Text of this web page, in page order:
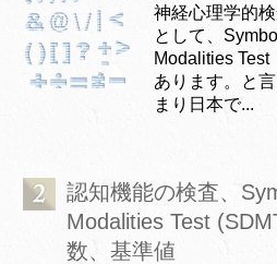
神経心理学的
として、
Modalities Test
あります。と
まり日本で...
認知機能の検査、
Modalities Test
数、基準値